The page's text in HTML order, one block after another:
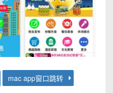
mac app窗口跳转